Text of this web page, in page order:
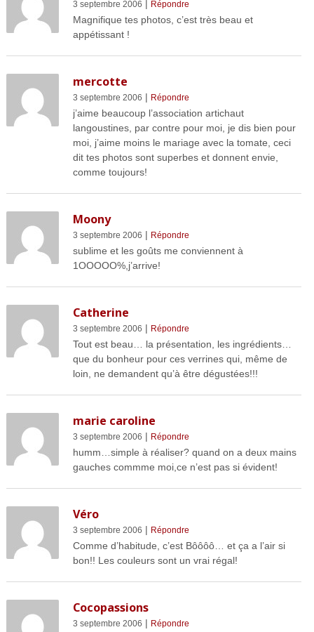
3 septembre 2006 | Répondre
Magnifique tes photos, c’est très beau et
appétissant !
mercotte
3 septembre 2006 | Répondre
j’aime beaucoup l’association artichaut
langoustines, par contre pour moi, je dis bien pour
moi, j’aime moins le mariage avec la tomate, ceci
dit tes photos sont superbes et donnent envie,
comme toujours!
Moony
3 septembre 2006 | Répondre
sublime et les goûts me conviennent à
1OOOOO%,j’arrive!
Catherine
3 septembre 2006 | Répondre
Tout est beau… la présentation, les ingrédients…
que du bonheur pour ces verrines qui, même de
loin, ne demandent qu’à être dégustées!!!
marie caroline
3 septembre 2006 | Répondre
humm…simple à réaliser? quand on a deux mains
gauches commme moi,ce n’est pas si évident!
Véro
3 septembre 2006 | Répondre
Comme d’habitude, c’est Bôôôô… et ça a l’air si
bon!! Les couleurs sont un vrai régal!
Cocopassions
3 septembre 2006 | Répondre